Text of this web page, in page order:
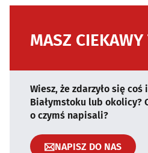
MASZ CIEKAWY
Wiesz, że zdarzyło się
Białymstoku lub okolicy?
o czymś napisali?
NAPISZ DO NAS